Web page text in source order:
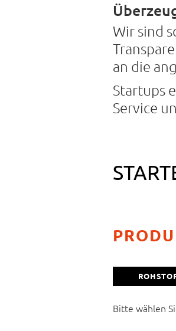
Wir sind
an die
Startups
Service
Bitte wählen